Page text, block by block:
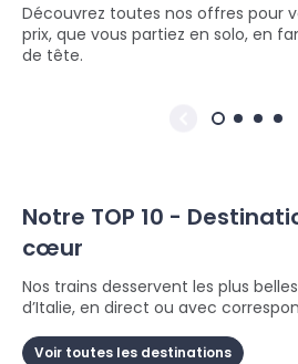
Découvrez toutes nos offres pour
prix, que vous partiez en solo, en
de tête.
Notre TOP 10 -
cœur
Nos trains desservent les plus
d’Italie, en direct ou avec
Voir toutes les destinations